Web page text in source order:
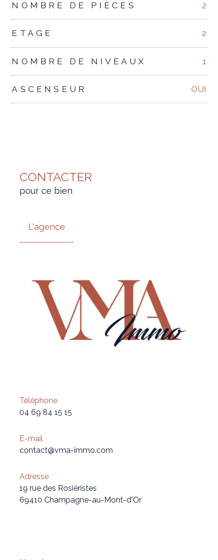
NOMBRE DE PIÈCES 2
ETAGE 2
NOMBRE DE NIVEAUX 1
ASCENSEUR OUI
CONTACTER
pour ce bien
L'agence
Téléphone
04 69 84 15 15
E-mail
contact@vma-immo.com
Adresse
19 rue des Rosiéristes
69410 Champagne-au-Mont-d'Or